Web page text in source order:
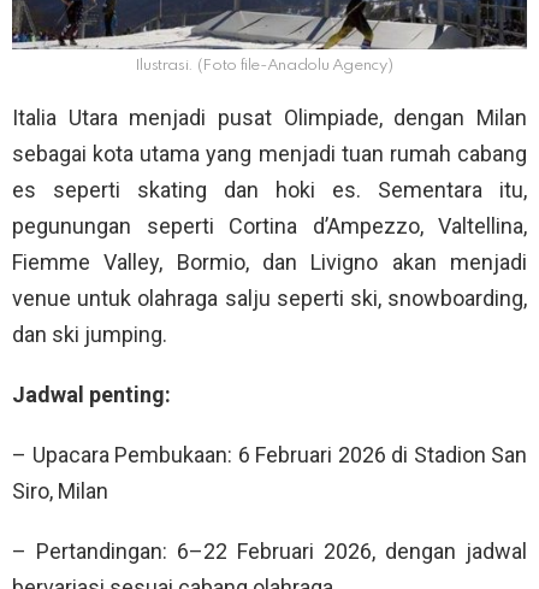
Ilustrasi. (Foto file-Anadolu Agency)
Italia Utara menjadi pusat Olimpiade, dengan Milan
sebagai kota utama yang menjadi tuan rumah cabang
es seperti skating dan hoki es. Sementara itu,
pegunungan seperti Cortina d’Ampezzo, Valtellina,
Fiemme Valley, Bormio, dan Livigno akan menjadi
venue untuk olahraga salju seperti ski, snowboarding,
dan ski jumping.
Jadwal penting:
– Upacara Pembukaan: 6 Februari 2026 di Stadion San
Siro, Milan
– Pertandingan: 6–22 Februari 2026, dengan jadwal